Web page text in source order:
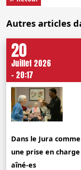
Autres articles
20
Juillet 2026
- 20:17
Dans le Jura
une prise en
aîné-es